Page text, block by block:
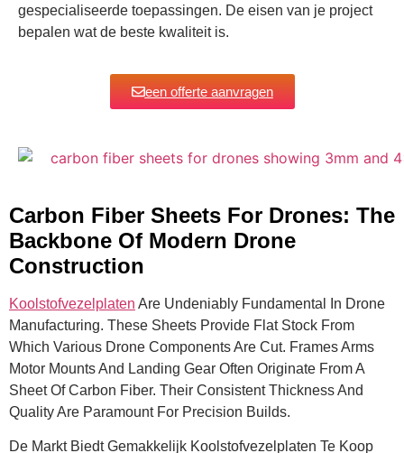
gespecialiseerde toepassingen. De eisen van je project
bepalen wat de beste kwaliteit is.
een offerte aanvragen
Carbon Fiber Sheets For Drones: The
Backbone Of Modern Drone
Construction
Koolstofvezelplaten Are Undeniably Fundamental In Drone
Manufacturing. These Sheets Provide Flat Stock From
Which Various Drone Components Are Cut. Frames Arms
Motor Mounts And Landing Gear Often Originate From A
Sheet Of Carbon Fiber. Their Consistent Thickness And
Quality Are Paramount For Precision Builds.
De Markt Biedt Gemakkelijk Koolstofvezelplaten Te Koop